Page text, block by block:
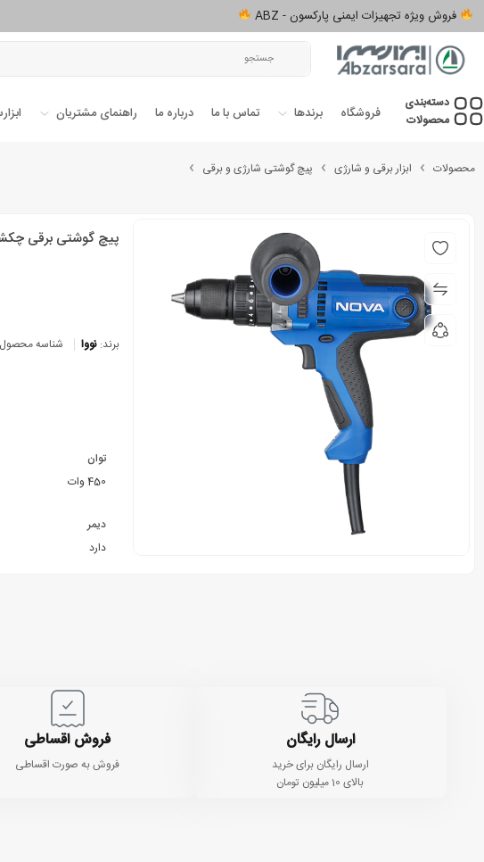
فروش ویژه تجهیزات ایمنی پارکسون - ABZ
دسته‌بندی‌
محصولات
فروشگاه برندها تماس با ما درباره ما راهنمای مشتریان
محصولات ابزار برقی و شارژی پیچ گوشتی شارژی و برقی
پیچ گوشتی برقی چکشی 450 وات نووا
برند: نووا شناسه
توان
450 وات
دیمر
دارد
ارسال رایگان
ارسال رایگان برای خرید
بالای 10 میلیون تومان
فروش اقساطی
فروش به صورت اقساطی